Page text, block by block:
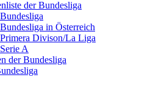
der Bundesliga
in Österreich
Divison/La Liga
A
der Bundesliga